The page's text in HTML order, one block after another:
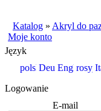
Katalog » Akryl do
Moje konto
Język
Logowanie
E-mail